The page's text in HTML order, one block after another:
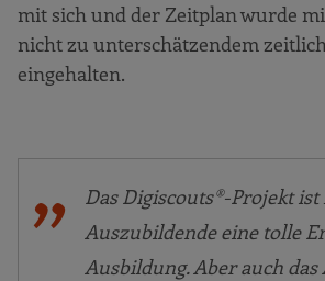
mit sich und der Zeitplan wurde
nicht zu unterschätzendem
eingehalten.
Das Digiscouts®-Projekt
Auszubildende eine tolle
Ausbildung. Aber auch das